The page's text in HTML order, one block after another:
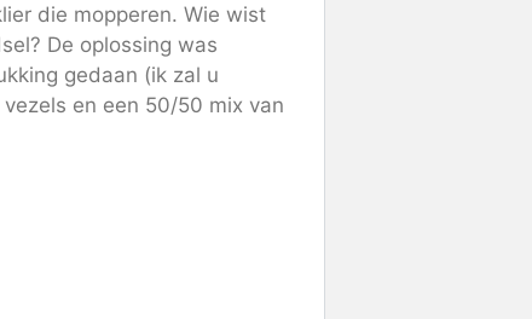
die mopperen. Wie wist
De oplossing was
gedaan (ik zal u
en een 50/50 mix van